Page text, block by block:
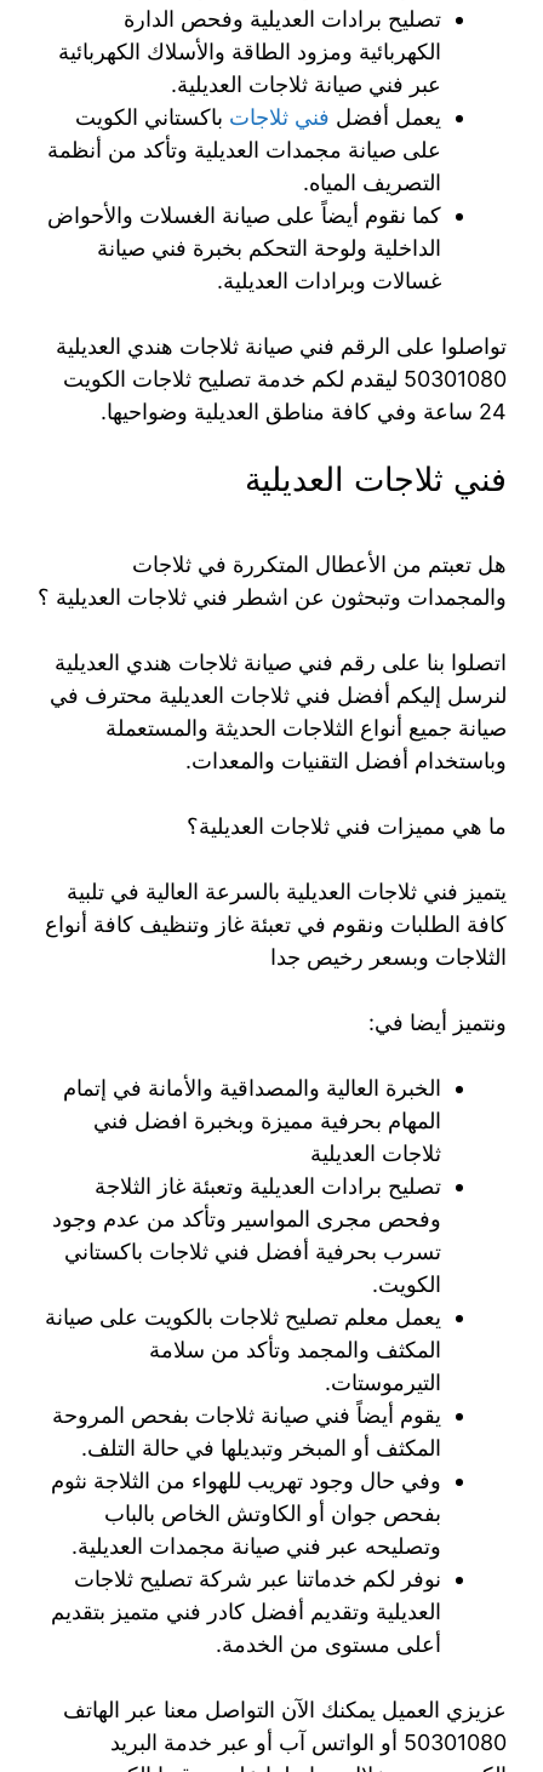
تصليح برادات العديلية وفحص الدارة
الكهربائية ومزود الطاقة والأسلاك الكهربائية
عبر فني صيانة ثلاجات العديلية.
يعمل أفضل فني ثلاجات باكستاني الكويت
على صيانة مجمدات العديلية وتأكد من أنظمة
التصريف المياه.
كما نقوم أيضاً على صيانة الغسلات والأحواض
الداخلية ولوحة التحكم بخبرة فني صيانة
غسالات وبرادات العديلية.
تواصلوا على الرقم فني صيانة ثلاجات هندي العديلية
50301080 ليقدم لكم خدمة تصليح ثلاجات الكويت
24 ساعة وفي كافة مناطق العديلية وضواحيها.
فني ثلاجات العديلية
هل تعبتم من الأعطال المتكررة في ثلاجات
والمجمدات وتبحثون عن اشطر فني ثلاجات العديلية ؟
اتصلوا بنا على رقم فني صيانة ثلاجات هندي العديلية
لنرسل إليكم أفضل فني ثلاجات العديلية محترف في
صيانة جميع أنواع الثلاجات الحديثة والمستعملة
وباستخدام أفضل التقنيات والمعدات.
ما هي مميزات فني ثلاجات العديلية؟
يتميز فني ثلاجات العديلية بالسرعة العالية في تلبية
كافة الطلبات ونقوم في تعبئة غاز وتنظيف كافة أنواع
الثلاجات وبسعر رخيص جدا
ونتميز أيضا في:
الخبرة العالية والمصداقية والأمانة في إتمام
المهام بحرفية مميزة وبخبرة افضل فني
ثلاجات العديلية
تصليح برادات العديلية وتعبئة غاز الثلاجة
وفحص مجرى المواسير وتأكد من عدم وجود
تسرب بحرفية أفضل فني ثلاجات باكستاني
الكويت.
يعمل معلم تصليح ثلاجات بالكويت على صيانة
المكثف والمجمد وتأكد من سلامة
التيرموستات.
يقوم أيضاً فني صيانة ثلاجات بفحص المروحة
المكثف أو المبخر وتبديلها في حالة التلف.
وفي حال وجود تهريب للهواء من الثلاجة نثوم
بفحص جوان أو الكاوتش الخاص بالباب
وتصليحه عبر فني صيانة مجمدات العديلية.
نوفر لكم خدماتنا عبر شركة تصليح ثلاجات
العديلية وتقديم أفضل كادر فني متميز بتقديم
أعلى مستوى من الخدمة.
عزيزي العميل يمكنك الآن التواصل معنا عبر الهاتف
50301080 أو الواتس آب أو عبر خدمة البريد